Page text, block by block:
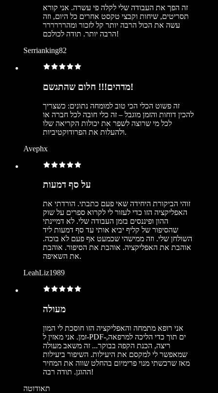
זה הפך את העבודה שלי לקלה פי עשרה. אני קורא
תסריטים, שיחות וקבצי טקסט אחרים כל היום, וזה
עשה את הכול הרבה יותר קל לזכור ומהרררררר
הרבה יותר. תודה לכולכם!
Serrianking82
מדהים!!! חלום שהתגשם!
זה פשוט הכלי הכי טוב למומחה נתונים: כשצריך
להכין דוחות והזמן מוגבל – זה כלי חובה לכל חברה או
לכל מי שרוצה לשפר את יכולות הקריאה שלו
ולהעלות את הפרודוקטיביות.
Avephx
על סף דמעות
זוהי הביקורת היחידה שאי פעם כתבתי. הורדתי את
האפליקציה הזו כדי לעזור לי לקרוא ספרים על שוק
ההון ופיננסים בזמן העבודה שלי. לא דמיינתי
שהסיפור של קליף יביא אותי עד סף דמעות ליד
השולחן שלי. וזה ממישהי שכמעט אף פעם לא בוכה.
אוהבת את האפליקציה. אוהבת את הסיפור. אוהבת
את השאיפה.
LeahLiz1989
מעולה
אני רופא מתמחה והאפליקציה הזו חוסכת לי המון
זמן. אני מאזין ל-PDF-ים תוך כדי הליכה למרפאה,
ריצה, הכנת הקפה בבוקר... זה משאב מעולה
שמאפשר לי למקסם את היעילות. השיפור ביעילות
מאז שרכשתי מנוי פרימיום בהחלט שווה את המחיר
ההוגן. תודה רבה!
תאודוטה